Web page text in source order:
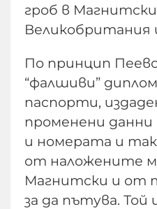
гроб в
Великобритания
По принцип
“фалшиви”
паспорти,
променени
и номерата и
от наложените
Магнитски и от
за да пътува.